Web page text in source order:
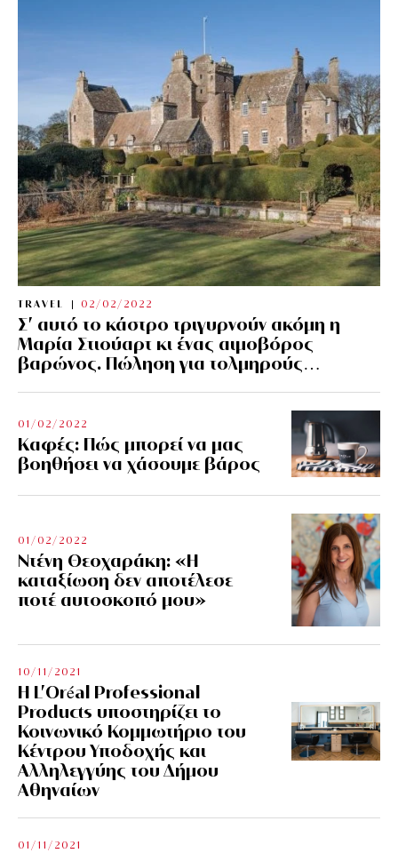
TRAVEL 02/02/2022
Σ’ αυτό το κάστρο τριγυρνούν ακόμη η
Μαρία Στιούαρτ κι ένας αιμοβόρος
βαρώνος. Πώληση για τολμηρούς…
01/02/2022
Kαφές: Πώς μπορεί να μας
βοηθήσει να χάσουμε βάρος
01/02/2022
Ντένη Θεοχαράκη: «Η
καταξίωση δεν αποτέλεσε
ποτέ αυτοσκοπό μου»
10/11/2021
Η L’Οréal Professional
Products υποστηρίζει το
Κοινωνικό Κομμωτήριο του
Κέντρου Υποδοχής και
Αλληλεγγύης του Δήμου
Αθηναίων
01/11/2021